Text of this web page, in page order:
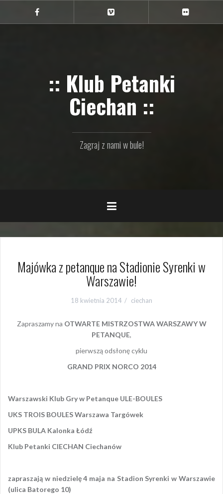
treści
Ciechan
na
na
na
:: Klub Petanki
Ciechan ::
Zagraj z nami w bule!
Majówka z petanque na Stadionie Syrenki w
Warszawie!
18 kwietnia 2014 ciechan
Zapraszamy na OTWARTE MISTRZOSTWA WARSZAWY W
PETANQUE,
pierwszą odsłonę cyklu
GRAND PRIX NORCO 2014
Warszawski Klub Gry w Petanque ULE-BOULES
UKS TROIS BOULES Warszawa Targówek
UPKS BULA Kalonka Łódź
Klub Petanki CIECHAN Ciechanów
zapraszają w niedzielę 4 maja na Stadion Syrenki w Warszawie
(ulica Batorego 10)